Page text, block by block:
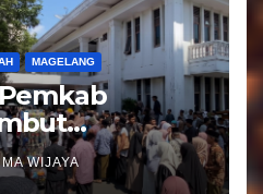
MAGELANG
Haji
WIJAYA